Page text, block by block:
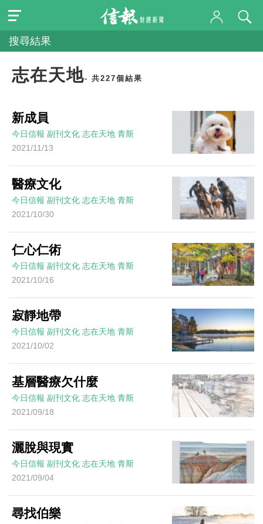
搜尋結果
志在天地- 共227個結果
新成員
今日信報 副刊文化 志在天地 青斯
2021/11/13
醫療文化
今日信報 副刊文化 志在天地 青斯
2021/10/30
仁心仁術
今日信報 副刊文化 志在天地 青斯
2021/10/16
寂靜地帶
今日信報 副刊文化 志在天地 青斯
2021/10/02
基層醫療欠什麼
今日信報 副刊文化 志在天地 青斯
2021/09/18
灑脫與現實
今日信報 副刊文化 志在天地 青斯
2021/09/04
尋找伯樂